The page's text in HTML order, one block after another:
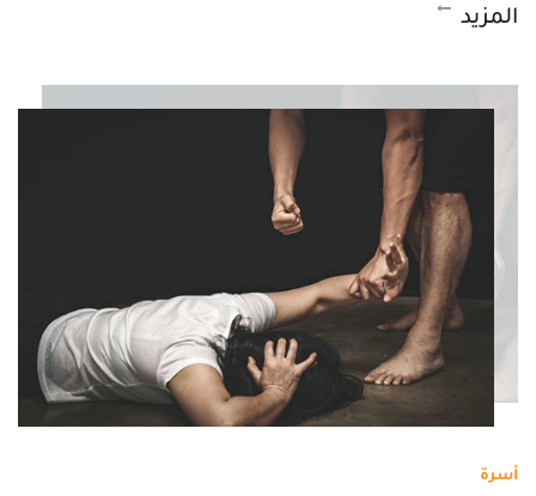
المزيد
أسرة